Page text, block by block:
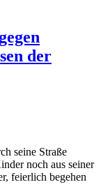
der
seine Straße
noch aus seiner
feierlich begehen